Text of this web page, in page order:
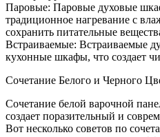
Паровые: Паровые духовые
традиционное нагревание с
сохранить питательные
Встраиваемые: Встраиваемые
кухонные шкафы, что создает
Сочетание Белого и Черного
Сочетание белой варочной
создает поразительный и
Вот несколько советов по